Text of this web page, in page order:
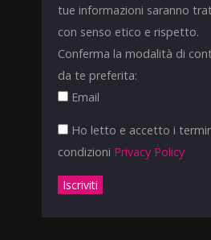
tue informazioni saranno
con senso etico e rispetto.
Conferma la modalità di
da te preferita:
Email
Ho letto e accetto i
condizioni Privacy Policy